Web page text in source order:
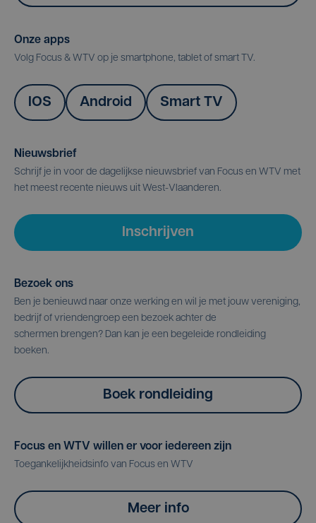
Onze apps
Volg Focus & WTV op je smartphone, tablet of smart TV.
IOS Android Smart TV
Nieuwsbrief
Schrijf je in voor de dagelijkse nieuwsbrief van Focus en WTV met
het meest recente nieuws uit West-Vlaanderen.
Inschrijven
Bezoek ons
Ben je benieuwd naar onze werking en wil je met jouw vereniging,
bedrijf of vriendengroep een bezoek achter de
schermen brengen? Dan kan je een begeleide rondleiding
boeken.
Boek rondleiding
Focus en WTV willen er voor iedereen zijn
Toegankelijkheidsinfo van Focus en WTV
Meer info